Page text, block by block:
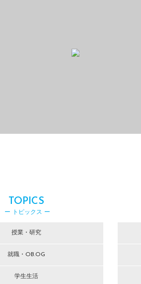
TOPICS
ー トピックス ー
授業・研究
就職・OB.OG
学生生活